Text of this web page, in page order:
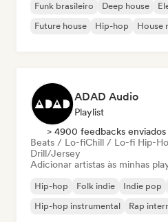
Funk brasileiro Deep house
Future house
Hip-hop House
ADAD Audio
Playlist
> 4900 feedbacks enviados
Beats / Lo-fiChill / Lo-fi Hip-
Drill/Jersey
Adicionar artistas às minhas
Hip-hop Folk indie Indie pop
Hip-hop instrumental
Rap